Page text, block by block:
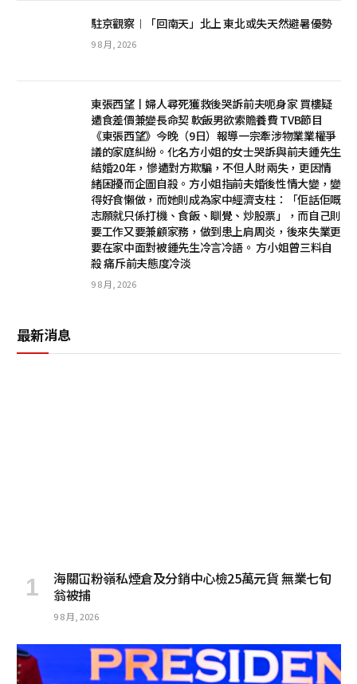
駐京觀察︱「回南天」北上 東北或失天然避暑優勢
9 8 月, 2026
東張西望丨婦人尋死獲救後哭訴前夫呃身家 買樓疑
遭食差價兼變長命契 軟飯男欲索贍養費 TVB節目
《東張西望》今晚（9日）報導一宗牽涉物業業權爭
議的家庭糾紛。化名方小姐的女士哭訴與前夫鍾先生
結婚20年，慘遭對方欺騙，不但人財兩失，更因情
緒困擾而企圖自殺。方小姐指前夫婚後性情大變，變
得好食懶做，而她則成為家中經濟支柱：「佢話佢嘅
志願就只係打機、食飯、瞓覺、炒股票」，而自己則
要工作又要兼顧家務，做到患上肩周炎，後來失業更
要在家中面對被鍾先生冷言冷語。 方小姐曾三料自
殺 痛斥前夫態度冷淡
9 8 月, 2026
最新消息
海關冚粉嶺私煙倉及分銷中心檢25萬元貨 無業七旬
翁被捕
9 8 月, 2026